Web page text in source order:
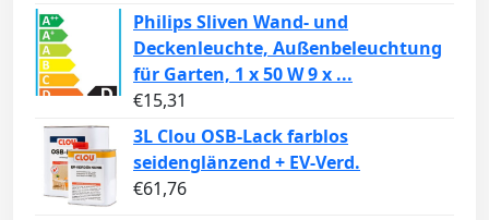
Philips Sliven Wand- und
Deckenleuchte, Außenbeleuchtung
für Garten, 1 x 50 W 9 x ...
€15,31
3L Clou OSB-Lack farblos
seidenglänzend + EV-Verd.
€61,76